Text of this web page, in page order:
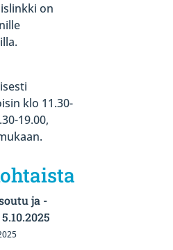
on
klo 11.30-
19.00,
ja -